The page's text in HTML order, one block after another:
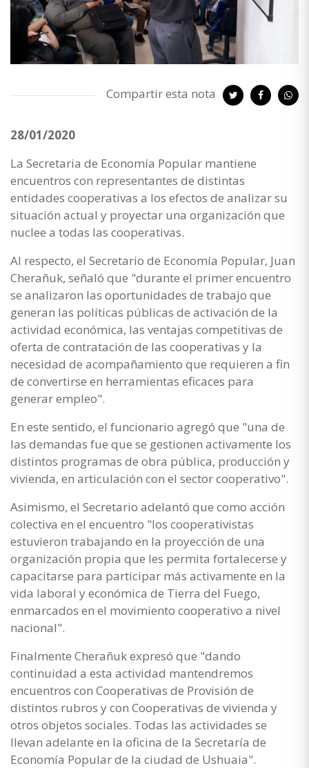
Compartir esta nota
28/01/2020
La Secretaria de Economía Popular mantiene
encuentros con representantes de distintas
entidades cooperativas a los efectos de analizar su
situación actual y proyectar una organización que
nuclee a todas las cooperativas.
Al respecto, el Secretario de Economía Popular, Juan
Cherañuk, señaló que "durante el primer encuentro
se analizaron las oportunidades de trabajo que
generan las políticas públicas de activación de la
actividad económica, las ventajas competitivas de
oferta de contratación de las cooperativas y la
necesidad de acompañamiento que requieren a fin
de convertirse en herramientas eficaces para
generar empleo".
En este sentido, el funcionario agregó que "una de
las demandas fue que se gestionen activamente los
distintos programas de obra pública, producción y
vivienda, en articulación con el sector cooperativo".
Asimismo, el Secretario adelantó que como acción
colectiva en el encuentro "los cooperativistas
estuvieron trabajando en la proyección de una
organización propia que les permita fortalecerse y
capacitarse para participar más activamente en la
vida laboral y económica de Tierra del Fuego,
enmarcados en el movimiento cooperativo a nivel
nacional".
Finalmente Cherañuk expresó que "dando
continuidad a esta actividad mantendremos
encuentros con Cooperativas de Provisión de
distintos rubros y con Cooperativas de vivienda y
otros objetos sociales. Todas las actividades se
llevan adelante en la oficina de la Secretaría de
Economía Popular de la ciudad de Ushuaia".